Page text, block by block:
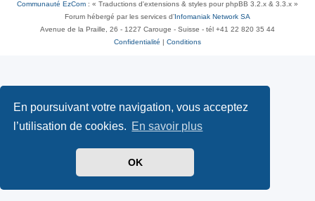
En poursuivant votre navigation, vous acceptez
l’utilisation de cookies. En savoir plus
OK
Communauté EzCom : « Traductions d'extensions & styles pour phpBB 3.2.x & 3.3.x »
Forum hébergé par les services d’ Infomaniak Network SA
Avenue de la Praille, 26 - 1227 Carouge - Suisse - tél +41 22 820 35 44
Confidentialité
Conditions